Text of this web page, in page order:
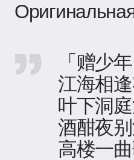
「赠少年
江海相
叶下洞庭
酒酣夜
高楼一曲